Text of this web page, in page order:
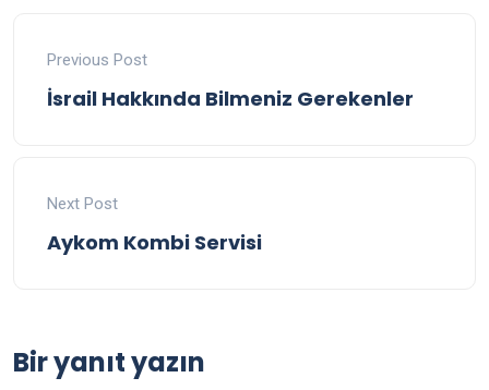
Previous Post
İsrail Hakkında Bilmeniz Gerekenler
Next Post
Aykom Kombi Servisi
Bir yanıt yazın